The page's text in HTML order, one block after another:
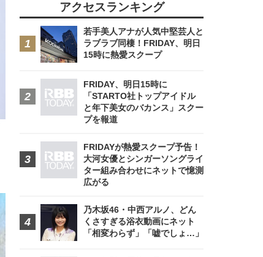
アクセスランキング
若手美人アナが人気中堅芸人と
ラブラブ同棲！FRIDAY、明日
15時に熱愛スクープ
FRIDAY、明日15時に
「STARTO社トップアイドル
と年下美女のバカンス」スクー
プを報道
FRIDAYが熱愛スクープ予告！
大河女優とシンガーソングライ
ター組み合わせにネットで憶測
広がる
乃木坂46・中西アルノ、どん
くさすぎる浴衣動画にネット
「相変わらず」「嘘でしょ…」